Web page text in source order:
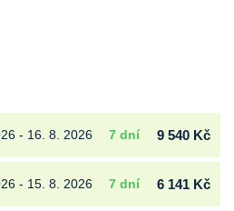
- 16. 8. 2026 7 dní 9 540 Kč
- 15. 8. 2026 7 dní 6 141 Kč